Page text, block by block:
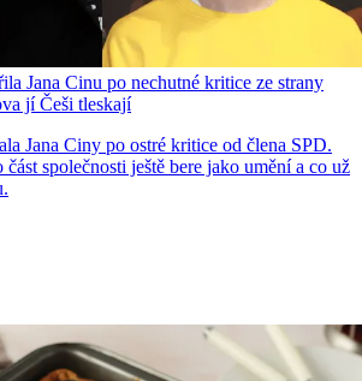
Jana Cinu po nechutné kritice ze strany
jí Češi tleskají
Jana Ciny po ostré kritice od člena SPD.
společnosti ještě bere jako umění a co už